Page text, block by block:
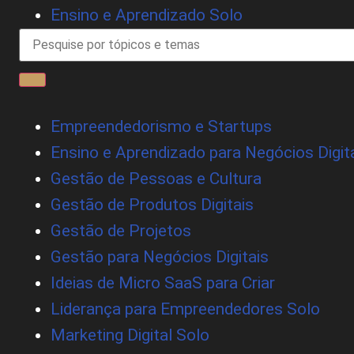
Ensino e Aprendizado Solo
Empreendedorismo e Startups
Ensino e Aprendizado para Negócios
Gestão de Pessoas e Cultura
Gestão de Produtos Digitais
Gestão de Projetos
Gestão para Negócios Digitais
Ideias de Micro SaaS para Criar
Liderança para Empreendedores Solo
Marketing Digital Solo